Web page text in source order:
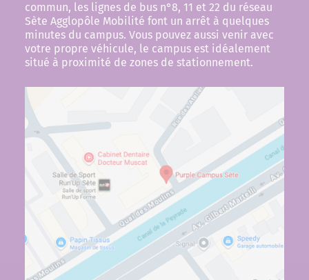
commun, les lignes de bus n°8, 11 et 22 du réseau
Sète Agglopôle Mobilité font un arrêt à quelques
minutes du campus. Vous pouvez aussi venir avec
votre propre véhicule, le campus est idéalement
situé à proximité de zones de stationnement.